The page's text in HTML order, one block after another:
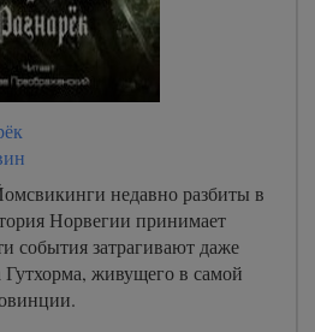
недавно разбиты в
Норвегии принимает
события затрагивают даже
живущего в самой